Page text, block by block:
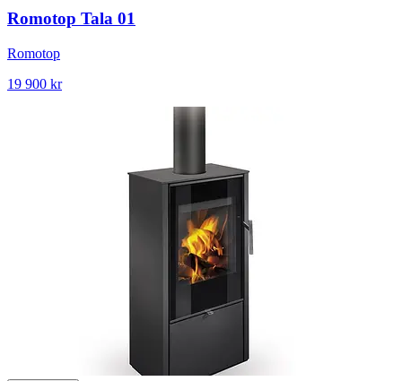
Romotop Tala 01
Romotop
19 900 kr